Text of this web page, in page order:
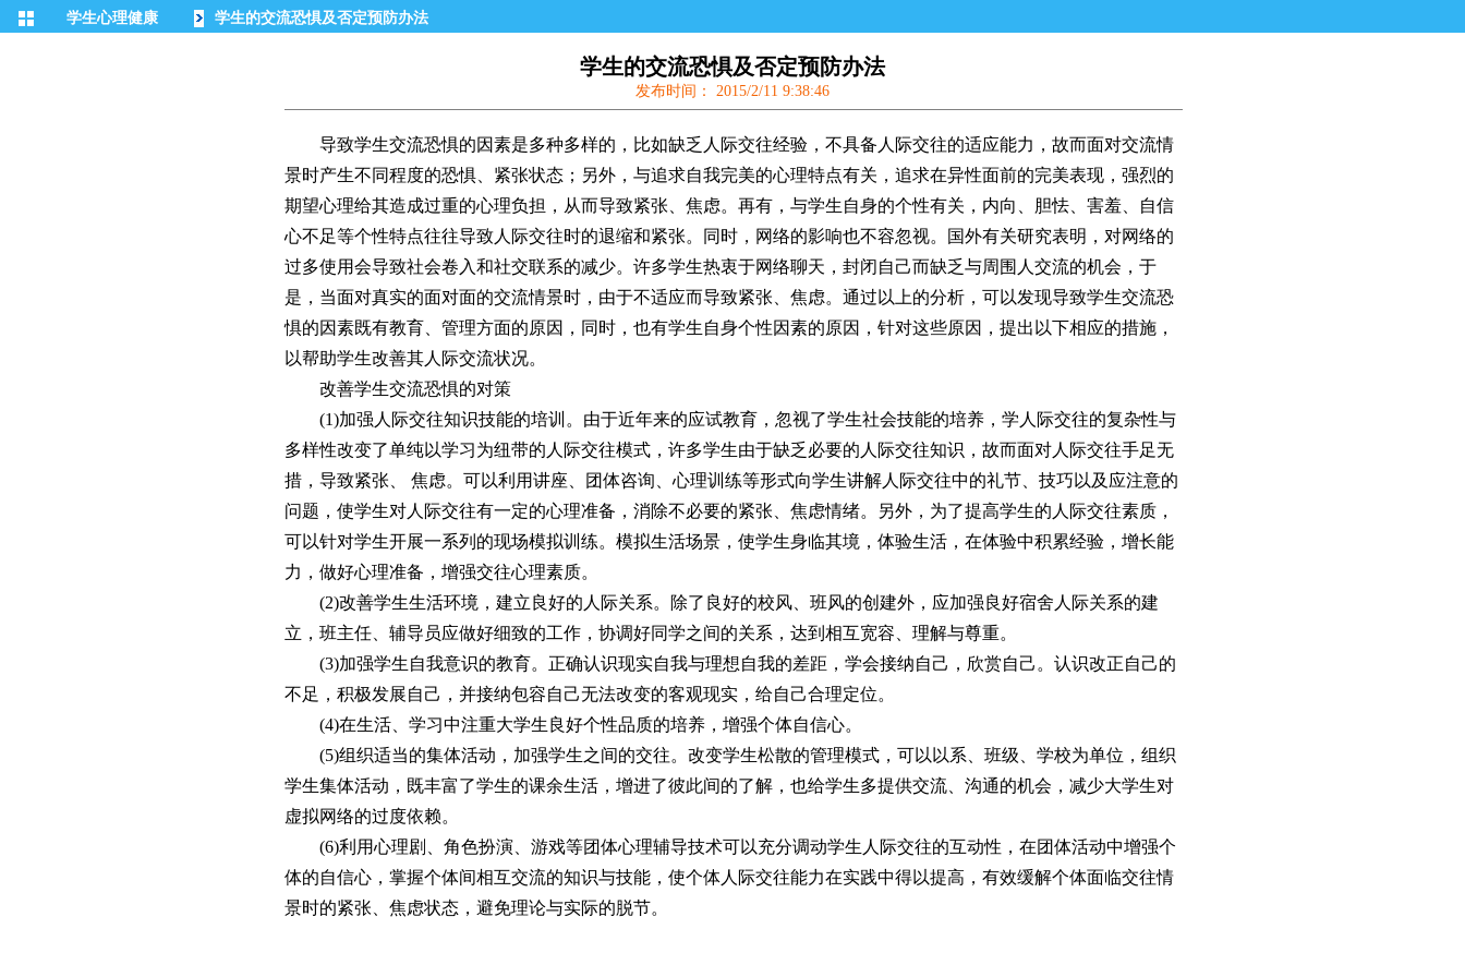
学生心理健康 学生的交流恐惧及否定预防办法
学生的交流恐惧及否定预防办法
发布时间： 2015/2/11 9:38:46
导致学生交流恐惧的因素是多种多样的，比如缺乏人际交往经验，不具备人际交往的适应能力，故而面对交流情
景时产生不同程度的恐惧、紧张状态；另外，与追求自我完美的心理特点有关，追求在异性面前的完美表现，强烈的
期望心理给其造成过重的心理负担，从而导致紧张、焦虑。再有，与学生自身的个性有关，内向、胆怯、害羞、自信
心不足等个性特点往往导致人际交往时的退缩和紧张。同时，网络的影响也不容忽视。国外有关研究表明，对网络的
过多使用会导致社会卷入和社交联系的减少。许多学生热衷于网络聊天，封闭自己而缺乏与周围人交流的机会，于
是，当面对真实的面对面的交流情景时，由于不适应而导致紧张、焦虑。通过以上的分析，可以发现导致学生交流恐
惧的因素既有教育、管理方面的原因，同时，也有学生自身个性因素的原因，针对这些原因，提出以下相应的措施，
以帮助学生改善其人际交流状况。
改善学生交流恐惧的对策
(1)加强人际交往知识技能的培训。由于近年来的应试教育，忽视了学生社会技能的培养，学人际交往的复杂性与
多样性改变了单纯以学习为纽带的人际交往模式，许多学生由于缺乏必要的人际交往知识，故而面对人际交往手足无
措，导致紧张、 焦虑。可以利用讲座、团体咨询、心理训练等形式向学生讲解人际交往中的礼节、技巧以及应注意的
问题，使学生对人际交往有一定的心理准备，消除不必要的紧张、焦虑情绪。另外，为了提高学生的人际交往素质，
可以针对学生开展一系列的现场模拟训练。模拟生活场景，使学生身临其境，体验生活，在体验中积累经验，增长能
力，做好心理准备，增强交往心理素质。
(2)改善学生生活环境，建立良好的人际关系。除了良好的校风、班风的创建外，应加强良好宿舍人际关系的建
立，班主任、辅导员应做好细致的工作，协调好同学之间的关系，达到相互宽容、理解与尊重。
(3)加强学生自我意识的教育。正确认识现实自我与理想自我的差距，学会接纳自己，欣赏自己。认识改正自己的
不足，积极发展自己，并接纳包容自己无法改变的客观现实，给自己合理定位。
(4)在生活、学习中注重大学生良好个性品质的培养，增强个体自信心。
(5)组织适当的集体活动，加强学生之间的交往。改变学生松散的管理模式，可以以系、班级、学校为单位，组织
学生集体活动，既丰富了学生的课余生活，增进了彼此间的了解，也给学生多提供交流、沟通的机会，减少大学生对
虚拟网络的过度依赖。
(6)利用心理剧、角色扮演、游戏等团体心理辅导技术可以充分调动学生人际交往的互动性，在团体活动中增强个
体的自信心，掌握个体间相互交流的知识与技能，使个体人际交往能力在实践中得以提高，有效缓解个体面临交往情
景时的紧张、焦虑状态，避免理论与实际的脱节。